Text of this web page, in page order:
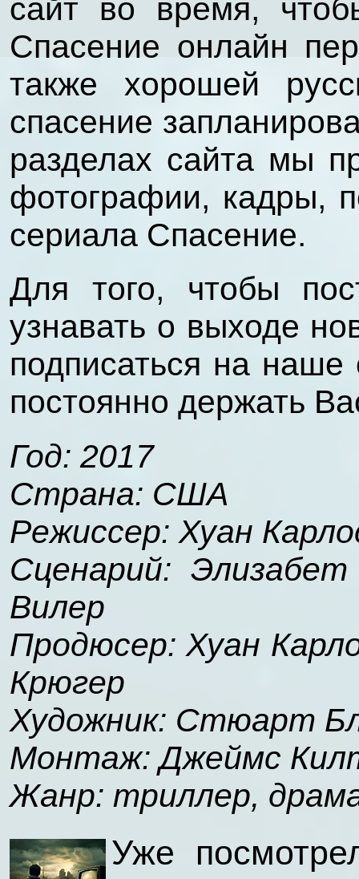
сайт во время,
Спасение онлайн
также хорошей
спасение
разделах сайта мы
фотографии, кадры,
сериала Спасение.
Для того, чтобы
узнавать о выходе
подписаться на
постоянно держать
Год: 2017
Страна: США
Режиссер: Хуан
Сценарий:
Вилер
Продюсер: Хуан
Крюгер
Художник: Стюарт
Монтаж: Джеймс
Жанр: триллер,
Уже